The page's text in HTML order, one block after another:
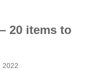
20 items to
2022